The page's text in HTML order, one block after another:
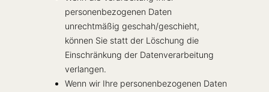
personenbezogenen Daten
unrechtmäßig geschah/geschieht,
können Sie statt der Löschung die
Einschränkung der Datenverarbeitung
verlangen.
Wenn wir Ihre personenbezogenen Daten